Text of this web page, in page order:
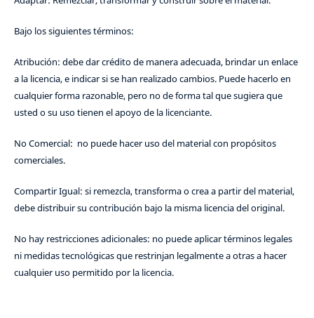
Bajo los siguientes términos:
Atribución: debe dar crédito de manera adecuada, brindar un enlace
a la licencia, e indicar si se han realizado cambios. Puede hacerlo en
cualquier forma razonable, pero no de forma tal que sugiera que
usted o su uso tienen el apoyo de la licenciante.
No Comercial: no puede hacer uso del material con propósitos
comerciales.
Compartir Igual: si remezcla, transforma o crea a partir del material,
debe distribuir su contribución bajo la misma licencia del original.
No hay restricciones adicionales: no puede aplicar términos legales
ni medidas tecnológicas que restrinjan legalmente a otras a hacer
cualquier uso permitido por la licencia.